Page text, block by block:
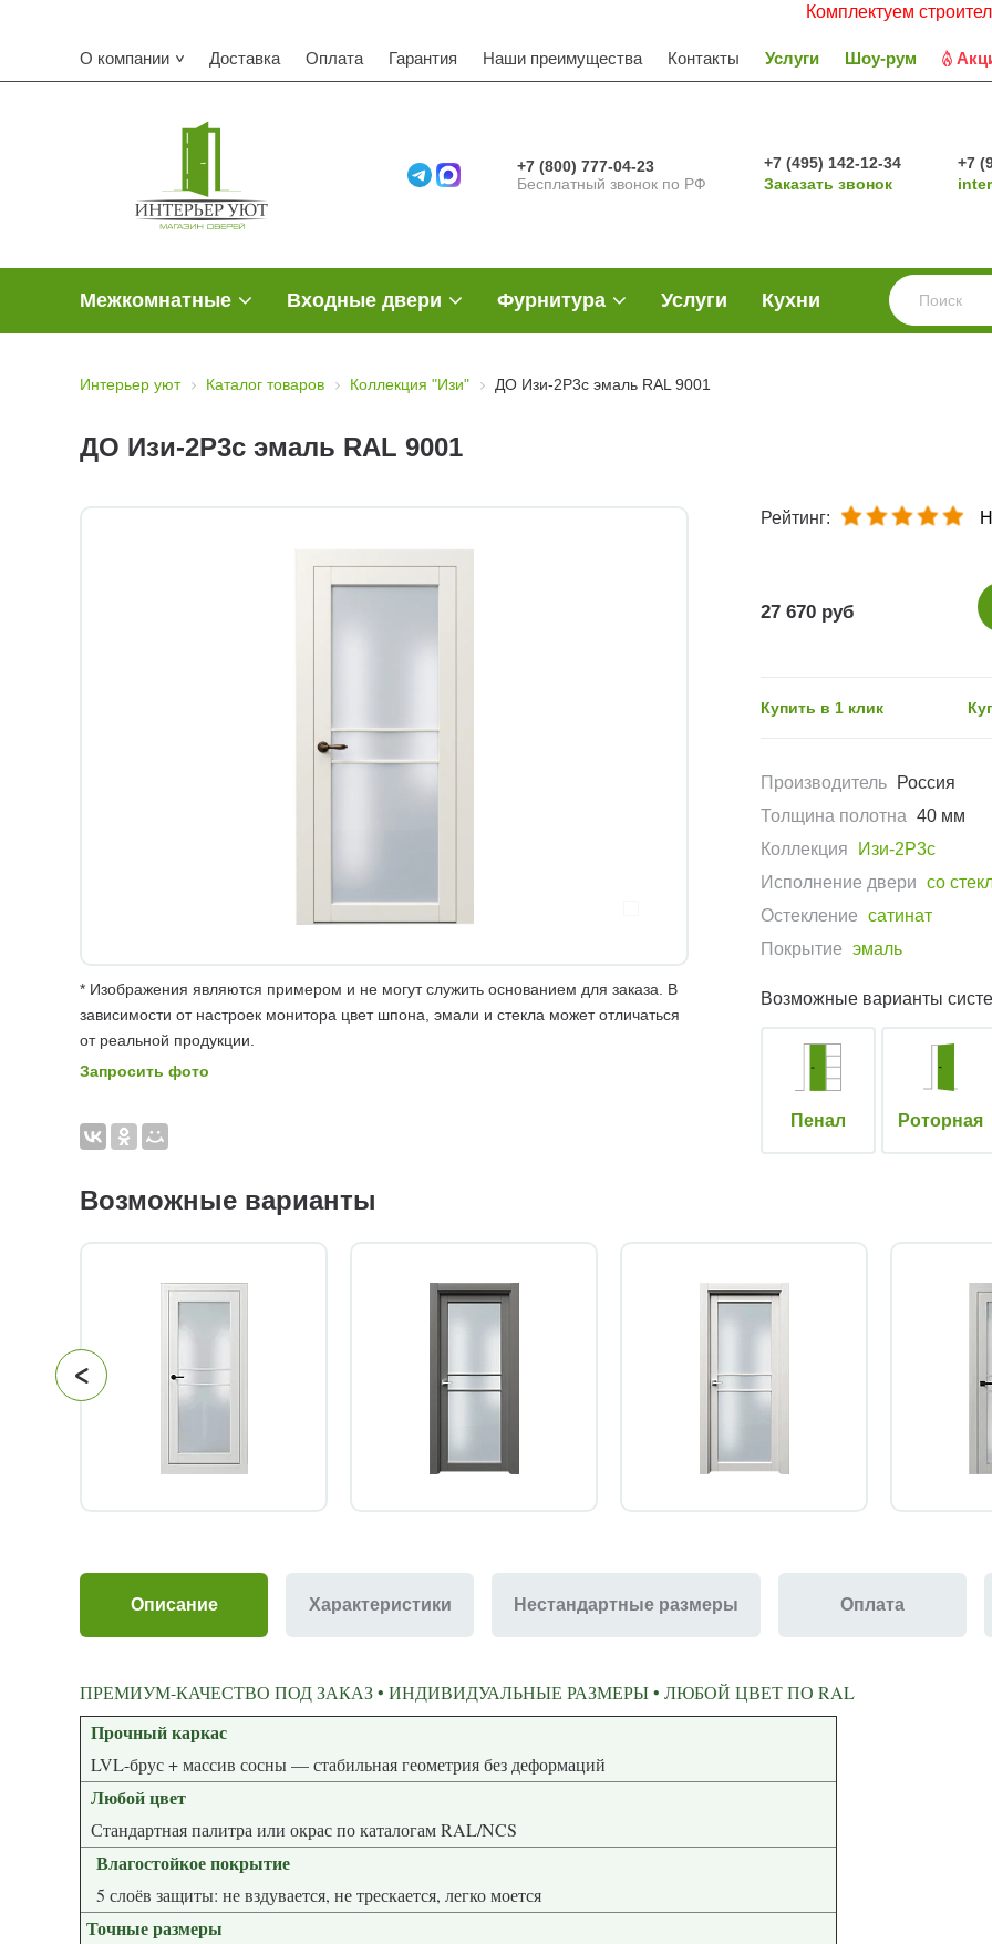
Комплектуем строительные
О компании Доставка Оплата Гарантия Наши преимущества Контакты Услуги Шоу-рум
+7 (800) 777-04-23
Бесплатный звонок по РФ
+7 (495) 142-12-34
Заказать звонок
+7
Межкомнатные Входные двери Фурнитура Услуги Кухни
Интерьер уют Каталог товаров Коллекция "Изи" ДО Изи-2Р3с эмаль RAL 9001
ДО Изи-2Р3с эмаль RAL 9001
* Изображения являются примером и не могут служить основанием для заказа. В
зависимости от настроек монитора цвет шпона, эмали и стекла может отличаться
от реальной продукции.
Запросить фото
Рейтинг:
27 670 руб
Купить в 1 клик
Производитель
Россия
Толщина полотна 40 мм
Коллекция
Изи-2Р3с
Исполнение двери со
Остекление сатинат
Покрытие эмаль
Возможные варианты
Пенал Роторная
Возможные варианты
Описание Характеристики Нестандартные размеры Оплата
ПРЕМИУМ-КАЧЕСТВО ПОД ЗАКАЗ • ИНДИВИДУАЛЬНЫЕ РАЗМЕРЫ • ЛЮБОЙ ЦВЕТ ПО RAL
Прочный каркас
LVL-брус + массив сосны — стабильная геометрия без деформаций
Любой цвет
Стандартная палитра или окрас по каталогам RAL/NCS
Влагостойкое покрытие
5 слоёв защиты: не вздувается, не трескается, легко моется
Точные размеры